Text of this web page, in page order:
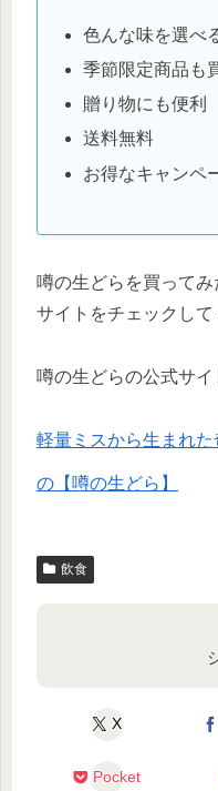
色んな味を選べ
季節限定商品も
贈り物にも便利
送料無料
お得なキャンペ
噂の生どらを買って
サイトをチェックして
噂の生どらの公式サイ
軽量ミスから生まれ
の【噂の生どら】
飲食
X
Pocket